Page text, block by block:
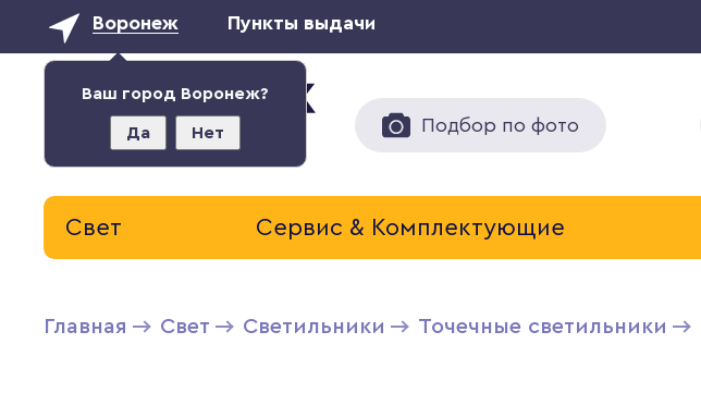
Воронеж
Ваш город Воронеж?
Да Нет
Пункты выдачи
Подбор по фото
Свет Сервис & Комплектующие
Главная Свет Светильники Точечные светильники